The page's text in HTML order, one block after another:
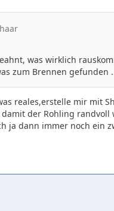
was wirklich
zum Brennen gefunden
reales,erstelle mir mit
der Rohling randvoll
ja dann immer noch ein